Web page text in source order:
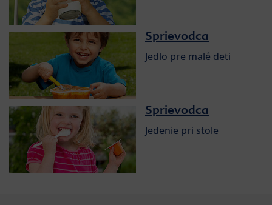
Sprievodca
Jedlo pre malé deti
Sprievodca
Jedenie pri stole